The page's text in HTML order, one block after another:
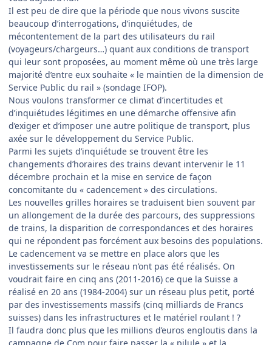
Il est peu de dire que la période que nous vivons suscite
beaucoup d’interrogations, d’inquiétudes, de
mécontentement de la part des utilisateurs du rail
(voyageurs/chargeurs…) quant aux conditions de transport
qui leur sont proposées, au moment même où une très large
majorité d’entre eux souhaite « le maintien de la dimension de
Service Public du rail » (sondage IFOP).
Nous voulons transformer ce climat d’incertitudes et
d’inquiétudes légitimes en une démarche offensive afin
d’exiger et d’imposer une autre politique de transport, plus
axée sur le développement du Service Public.
Parmi les sujets d’inquiétude se trouvent être les
changements d’horaires des trains devant intervenir le 11
décembre prochain et la mise en service de façon
concomitante du « cadencement » des circulations.
Les nouvelles grilles horaires se traduisent bien souvent par
un allongement de la durée des parcours, des suppressions
de trains, la disparition de correspondances et des horaires
qui ne répondent pas forcément aux besoins des populations.
Le cadencement va se mettre en place alors que les
investissements sur le réseau n’ont pas été réalisés. On
voudrait faire en cinq ans (2011-2016) ce que la Suisse a
réalisé en 20 ans (1984-2004) sur un réseau plus petit, porté
par des investissements massifs (cinq milliards de Francs
suisses) dans les infrastructures et le matériel roulant ! ?
Il faudra donc plus que les millions d’euros engloutis dans la